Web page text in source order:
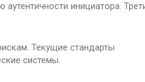
инициатора.
Текущие стандарты
системы.